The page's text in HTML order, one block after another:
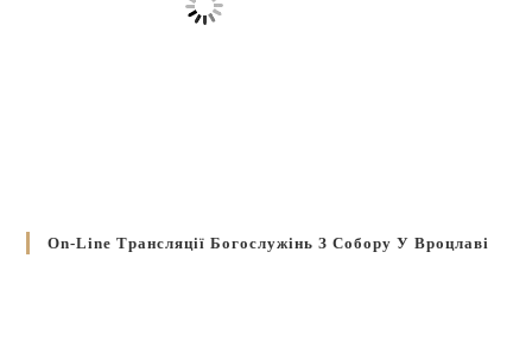
On-Line Трансляції Богослужінь З Собору У Вроцлаві